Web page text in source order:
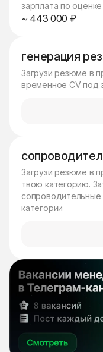
генерация
Загрузи резюме в
временное CV под
Загрузи резюме в
твою категорию.
сопроводительные
категории
зарплата по оценке
~ 443 000 ₽